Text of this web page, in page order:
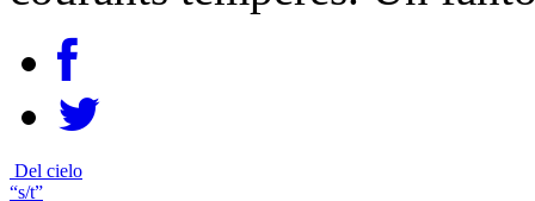
Del cielo
“s/t”